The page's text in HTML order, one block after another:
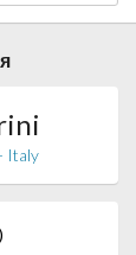
Italy